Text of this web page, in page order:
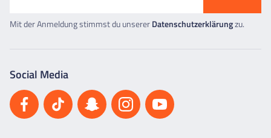
Mit der Anmeldung stimmst du unsererDatenschutzerklärungzu.
Social Media